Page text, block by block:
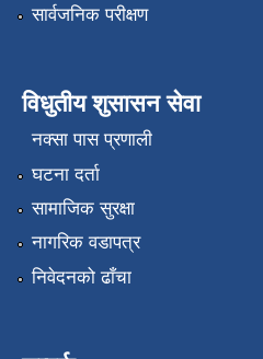
सार्वजनिक परीक्षण
विधुतीय शुसासन सेवा
नक्सा पास प्रणाली
घटना दर्ता
सामाजिक सुरक्षा
नागरिक वडापत्र
निवेदनको ढाँचा